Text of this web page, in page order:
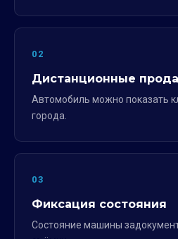
02
Дистанционные
Автомобиль можно показать
города.
03
Фиксация состояния
Состояние машины